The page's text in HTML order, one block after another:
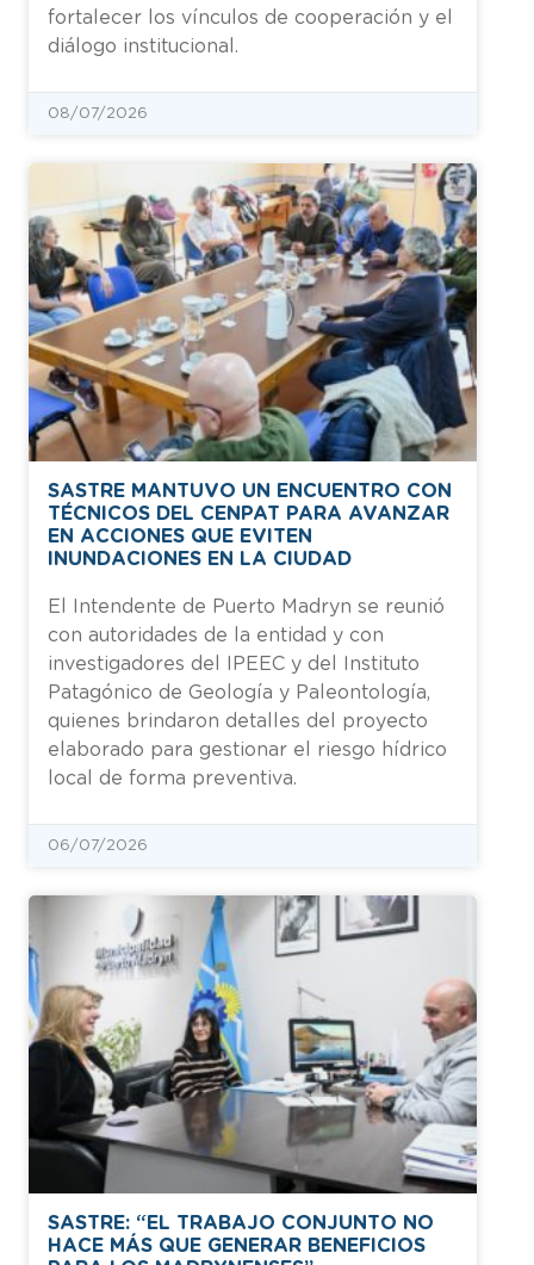
fortalecer los vínculos de cooperación y el
diálogo institucional.
08/07/2026
SASTRE MANTUVO UN ENCUENTRO CON
TÉCNICOS DEL CENPAT PARA AVANZAR
EN ACCIONES QUE EVITEN
INUNDACIONES EN LA CIUDAD
El Intendente de Puerto Madryn se reunió
con autoridades de la entidad y con
investigadores del IPEEC y del Instituto
Patagónico de Geología y Paleontología,
quienes brindaron detalles del proyecto
elaborado para gestionar el riesgo hídrico
local de forma preventiva.
06/07/2026
SASTRE: “EL TRABAJO CONJUNTO NO
HACE MÁS QUE GENERAR BENEFICIOS